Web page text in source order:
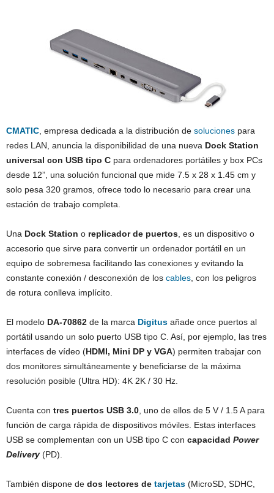
CMATIC , empresa dedicada a la distribución de soluciones para
redes LAN, anuncia la disponibilidad de una nueva Dock Station
universal con USB tipo C para ordenadores portátiles y box PCs
desde 12”, una solución funcional que mide 7.5 x 28 x 1.45 cm y
solo pesa 320 gramos, ofrece todo lo necesario para crear una
estación de trabajo completa.
Una Dock Station o replicador de puertos , es un dispositivo o
accesorio que sirve para convertir un ordenador portátil en un
equipo de sobremesa facilitando las conexiones y evitando la
constante conexión / desconexión de los cables , con los peligros
de rotura conlleva implícito.
El modelo DA-70862 de la marca Digitus añade once puertos al
portátil usando un solo puerto USB tipo C. Así, por ejemplo, las tres
interfaces de vídeo (HDMI, Mini DP y VGA) permiten trabajar con
dos monitores simultáneamente y beneficiarse de la máxima
resolución posible (Ultra HD): 4K 2K / 30 Hz.
Cuenta con tres puertos USB 3.0 , uno de ellos de 5 V / 1.5 A para
función de carga rápida de dispositivos móviles. Estas interfaces
USB se complementan con un USB tipo C con capacidad Power
Delivery (PD).
También dispone de dos lectores de tarjetas (MicroSD, SDHC,